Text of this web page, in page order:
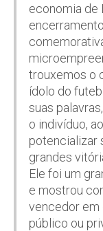
economia de
trouxemos o
ídolo do
suas
o indivíduo,
potencializar
grandes
Ele foi um
e mostrou
vencedor em
público ou